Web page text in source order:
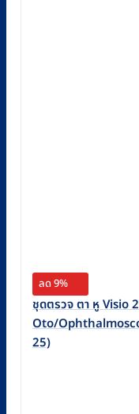
ลด 9%
ชุดตรวจ ตา หู Visio
Oto/
25)